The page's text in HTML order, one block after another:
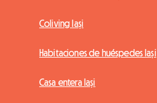
Coliving Iași
Habitaciones de huéspedes Iași
Casa entera Iași